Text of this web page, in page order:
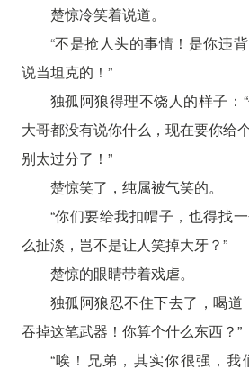
楚惊冷笑着说道。
“不是抢人头的事情！是你违
说当坦克的！”
独孤阿狼得理不饶人的样子：
大哥都没有说你什么，现在要你给
别太过分了！”
楚惊笑了，纯属被气笑的。
“你们要给我扣帽子，也得找
么扯淡，岂不是让人笑掉大牙？”
楚惊的眼睛带着戏虐。
独孤阿狼忍不住下去了，喝道
吞掉这笔武器！你算个什么东西？”
“唉！兄弟，其实你很强，